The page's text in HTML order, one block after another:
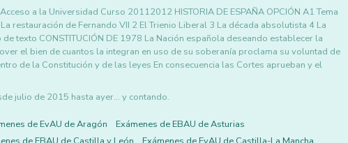
a la Universidad Curso 20112012 HISTORIA DE ESPAÑA OPCIÓN A1 Tema
restauración de Fernando VII 2 El Trienio Liberal 3 La década absolutista 4 La
texto CONSTITUCIÓN DE 1978 La Nación española deseando establecer la
el bien de cuantos la integran en uso de su soberanía proclama su voluntad de
de la Constitución y de las leyes En consecuencia las Cortes aprueban y el
julio de 2015 hasta ayer... y contando.
de EvAU de Aragón
Exámenes de EBAU de Asturias